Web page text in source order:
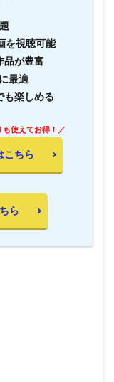
を視聴可能
品が豊富
最適
も楽しめる
使えてお得！／
こちら
ら